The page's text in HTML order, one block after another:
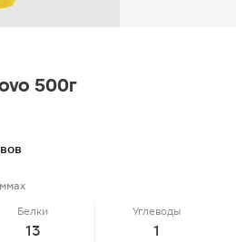
500г
Белки
13
Углеводы
1